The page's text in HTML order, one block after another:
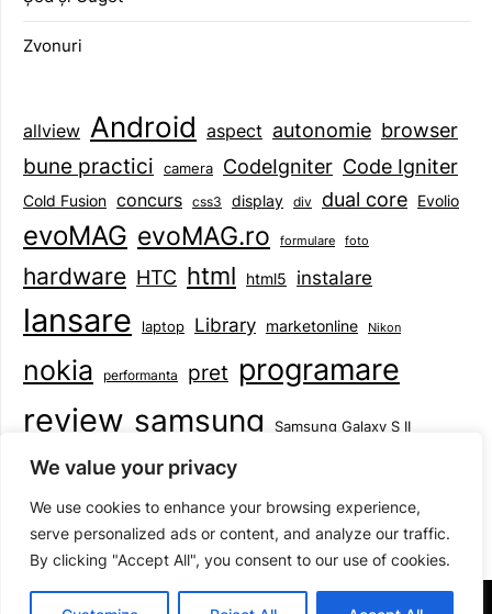
We value your privacy
We use cookies to enhance your browsing experience,
serve personalized ads or content, and analyze our traffic.
By clicking "Accept All", you consent to our use of cookies.
Zvonuri
allview Android aspect autonomie browser
bune practici camera CodeIgniter Code Igniter
Cold Fusion concurs css3 display div dual core Evolio
evoMAG evoMAG.ro formulare foto
hardware HTC html html5 instalare
lansare laptop Library marketonline Nikon
nokia performanta pret programare
review samsung Samsung Galaxy S II
smartphone specificatii standarde